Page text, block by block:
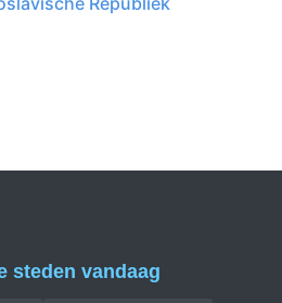
steden vandaag